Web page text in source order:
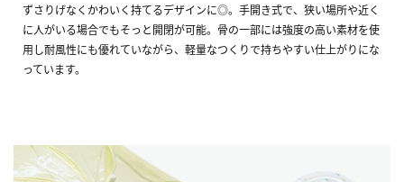
ずさりげなくかわいく持てるデザインに◎。手開き式で、狭い場所や近く
に人がいる場合でもそっと開閉が可能。骨の一部には強度の高い素材を使
用し耐風性にも優れていながら、軽量なつくりで持ちやすい仕上がりにな
っています。